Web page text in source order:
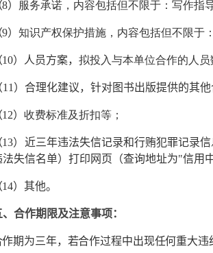
8） 服务承诺，内容包括但不限于：写作指
9）知识产权保护措施，内容包括但不限于
10）人员方案，拟投入与本单位合作的人
11 ）合理化建议，针对图书出版提供的其他
12）收费标准及折扣等；
13）近三年违法失信记录和行贿犯罪记录
失信名单）打印网页（查询地址为"信用
14）其他。
、合作期限及注意事项：
作期为三年，若合作过程中出现任何重大